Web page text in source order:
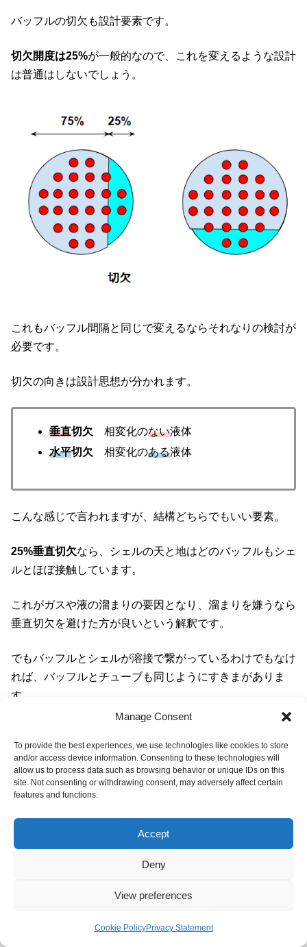
Manage Consent
To provide the best experiences, we use technologies like cookies to store
and/or access device information. Consenting to these technologies will
allow us to process data such as browsing behavior or unique IDs on this
site. Not consenting or withdrawing consent, may adversely affect certain
features and functions.
Accept
Deny
View preferences
Cookie PolicyPrivacy Statement
バッフルの切欠も設計要素です。
切欠開度は25%が一般的なので、これを変えるような設計
は普通はしないでしょう。
これもバッフル間隔と同じで変えるならそれなりの検討が
必要です。
切欠の向きは設計思想が分かれます。
垂直切欠 相変化のない液体
水平切欠 相変化のある液体
こんな感じで言われますが、結構どちらでもいい要素。
25%垂直切欠なら、シェルの天と地はどのバッフルもシェ
ルとほぼ接触しています。
これがガスや液の溜まりの要因となり、溜まりを嫌うなら
垂直切欠を避けた方が良いという解釈です。
でもバッフルとシェルが溶接で繋がっているわけでもなけ
れば、バッフルとチューブも同じようにすきまがありま
す。
るでしょう。
気休めレベルです。
水平切欠なら垂直切欠で起こる溜まりを完全に解決できる
かというと、そうでもありません。
バッチ系化学プラントなら清浄度が高くない
ィ液による錆や異物のたまり を気にして、